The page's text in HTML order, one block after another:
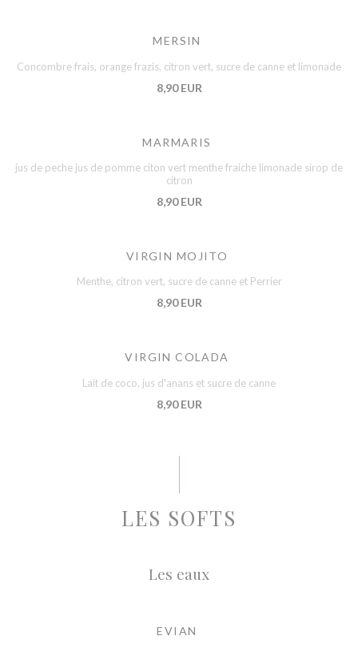
MERSIN
Concombre frais, orange frazis, citron vert, sucre de canne et limonade
8,90 EUR
MARMARIS
jus de peche jus de pomme citon vert menthe fraiche limonade sirop de
citron
8,90 EUR
VIRGIN MOJITO
Menthe, citron vert, sucre de canne et Perrier
8,90 EUR
VIRGIN COLADA
Lait de coco, jus d'anans et sucre de canne
8,90 EUR
LES SOFTS
Les eaux
EVIAN